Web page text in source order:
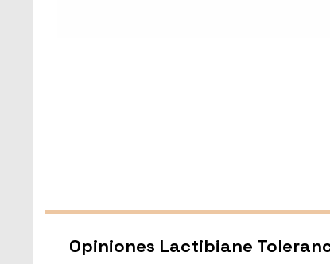
Opiniones Lactibiane